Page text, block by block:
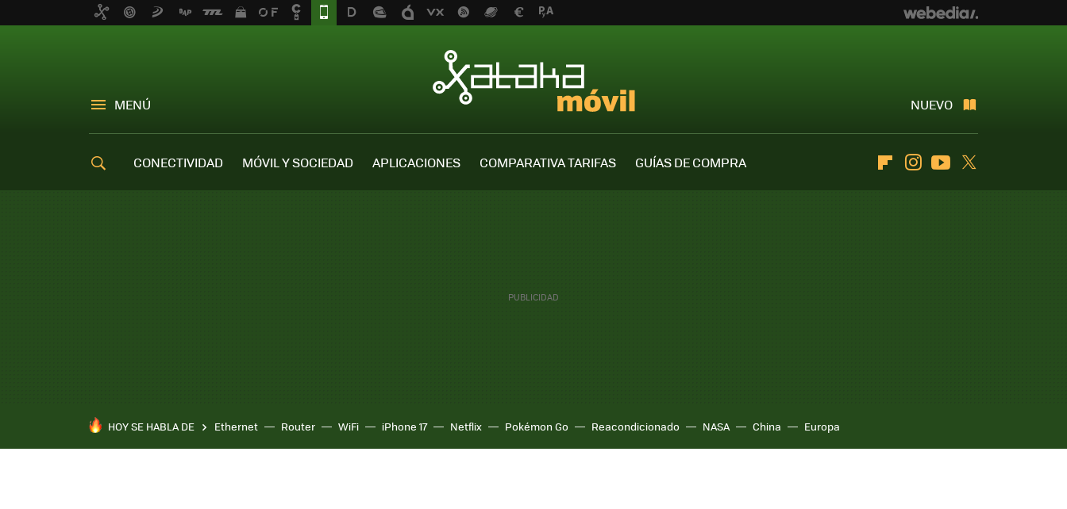
MENÚ NUEVO
CONECTIVIDAD MÓVIL Y SOCIEDAD APLICACIONES COMPARATIVA TARIFAS
GUÍAS DE COMPRA
FlipboardInstagramYoutube
HOY SE HABLA DE Ethernet Router WiFi iPhone 17 Netflix Pokémon Go Reacondicionado NASA China Europa